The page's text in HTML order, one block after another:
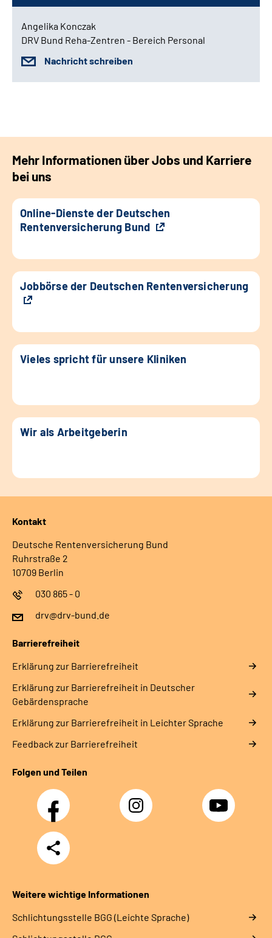
Angelika Konczak
DRV Bund Reha-Zentren - Bereich Personal
Nachricht schreiben
Mehr Informationen über Jobs und Karriere
bei uns
Online-Dienste der Deutschen
Rentenversicherung Bund
Jobbörse der Deutschen Rentenversicherung
Vieles spricht für unsere Kliniken
Wir als Arbeitgeberin
Kontakt
Deutsche Rentenversicherung Bund
Ruhrstraße 2
10709 Berlin
030 865 - 0
drv@drv-bund.de
Barrierefreiheit
Erklärung zur Barrierefreiheit
Erklärung zur Barrierefreiheit in Deutscher
Gebärdensprache
Erklärung zur Barrierefreiheit in Leichter Sprache
Feedback zur Barrierefreiheit
Folgen und Teilen
Facebook Instagram YouTube
Teilen
Weitere wichtige Informationen
Schlich­tungs­stel­le BGG (Leichte Sprache)